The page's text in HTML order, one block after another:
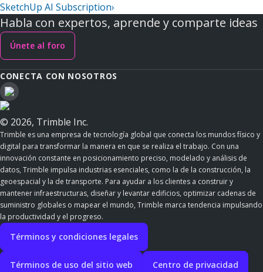
SketchUp AI Subscription›
Habla con expertos, aprende y comparte ideas
Únete al foro
CONECTA CON NOSOTROS
© 2026, Trimble Inc.
Trimble es una empresa de tecnología global que conecta los mundos físico y
digital para transformar la manera en que se realiza el trabajo. Con una
innovación constante en posicionamiento preciso, modelado y análisis de
datos, Trimble impulsa industrias esenciales, como la de la construcción, la
geoespacial y la de transporte. Para ayudar a los clientes a construir y
mantener infraestructuras, diseñar y levantar edificios, optimizar cadenas de
suministro globales o mapear el mundo, Trimble marca tendencia impulsando
la productividad y el progreso.
Términos y condiciones legales
Términos de uso del sitio web Centro de privacidad